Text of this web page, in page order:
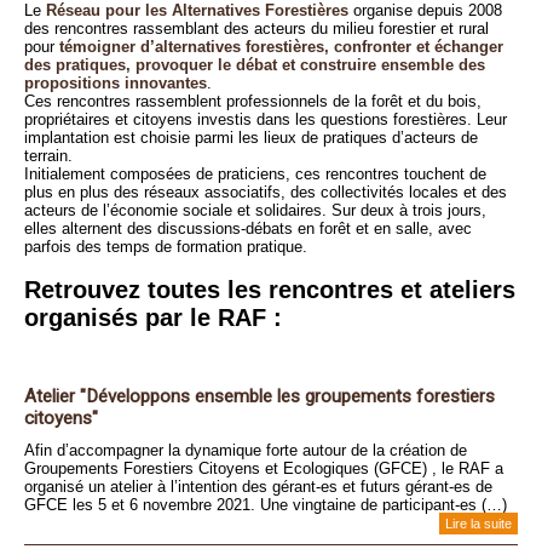
Le Réseau pour les Alternatives Forestières organise depuis 2008
des rencontres rassemblant des acteurs du milieu forestier et rural
pour témoigner d’alternatives forestières, confronter et échanger
des pratiques, provoquer le débat et construire ensemble des
propositions innovantes.
Ces rencontres rassemblent professionnels de la forêt et du bois,
propriétaires et citoyens investis dans les questions forestières. Leur
implantation est choisie parmi les lieux de pratiques d’acteurs de
terrain.
Initialement composées de praticiens, ces rencontres touchent de
plus en plus des réseaux associatifs, des collectivités locales et des
acteurs de l’économie sociale et solidaires. Sur deux à trois jours,
elles alternent des discussions-débats en forêt et en salle, avec
parfois des temps de formation pratique.
Retrouvez toutes les rencontres et ateliers
organisés par le RAF :
Atelier "Développons ensemble les groupements forestiers
citoyens"
Afin d’accompagner la dynamique forte autour de la création de
Groupements Forestiers Citoyens et Ecologiques (GFCE) , le RAF a
organisé un atelier à l’intention des gérant-es et futurs gérant-es de
GFCE les 5 et 6 novembre 2021. Une vingtaine de participant-es (…)
Lire la suite